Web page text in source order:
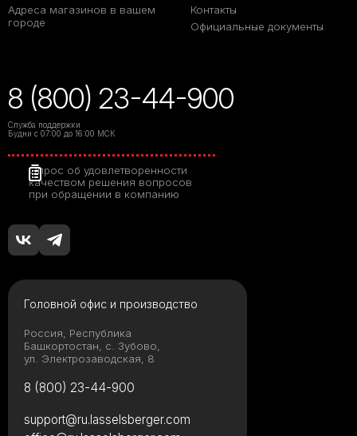
Адреса магазинов в вашем
городе
Контакты
Официальные документы
8 (800) 23-44-900
Служба поддержки
Будни с 07:00 до 16:00 МСК
Опрос об удовлетворенности
качеством решения вопросов
при обращении в компанию
Головной офис и производство
Россия, Республика
Башкортостан, с. Зубово,
ул. Электрозаводская, 8
8 (800) 23-44-900
support@ru.lasselsberger.com